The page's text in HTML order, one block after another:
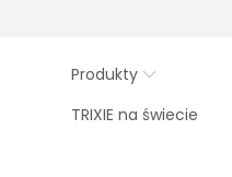
Produkty
TRIXIE na świecie